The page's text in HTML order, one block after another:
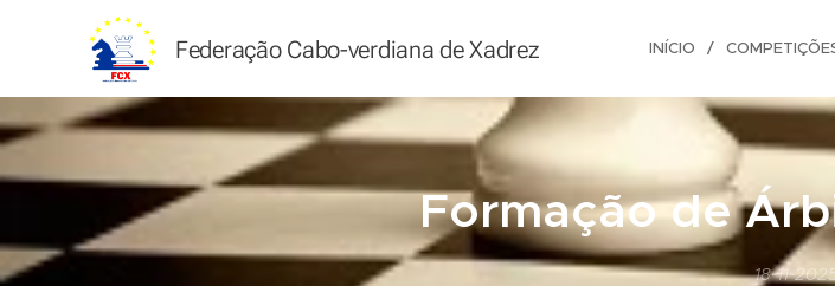
Federação Cabo-verdiana deXadrez INÍCIO
Formação de
18-11-